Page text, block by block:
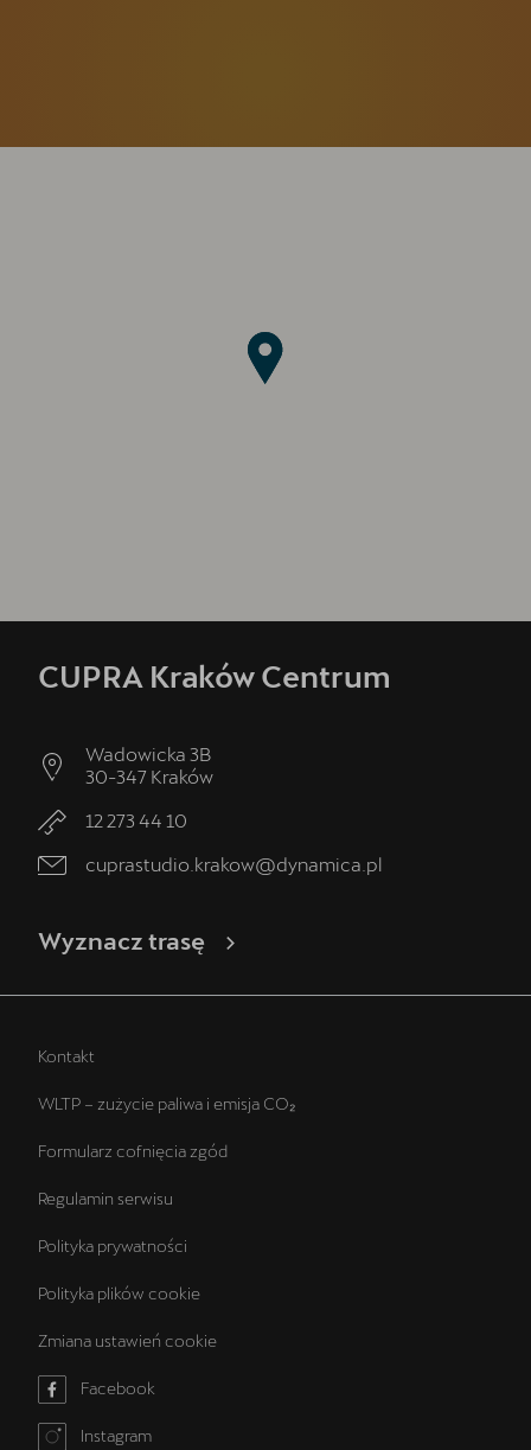
CUPRA Kraków Centrum
Wadowicka 3B
30-347 Kraków
12 273 44 10
cuprastudio.krakow@dynamica.pl
Wyznacz trasę
Kontakt
WLTP – zużycie paliwa i emisja CO₂
Formularz cofnięcia zgód
Regulamin serwisu
Polityka prywatności
Polityka plików cookie
Zmiana ustawień cookie
Facebook
Instagram